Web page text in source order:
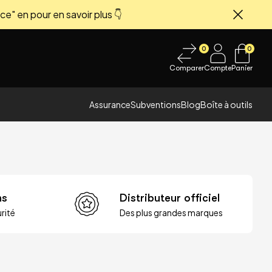
en pour en savoir plus 👇
0
ComparerCompte
0
Panier
AssuranceSubventionsBlogBoîte à outils
Distributeur officiel
Des plus grandes marques